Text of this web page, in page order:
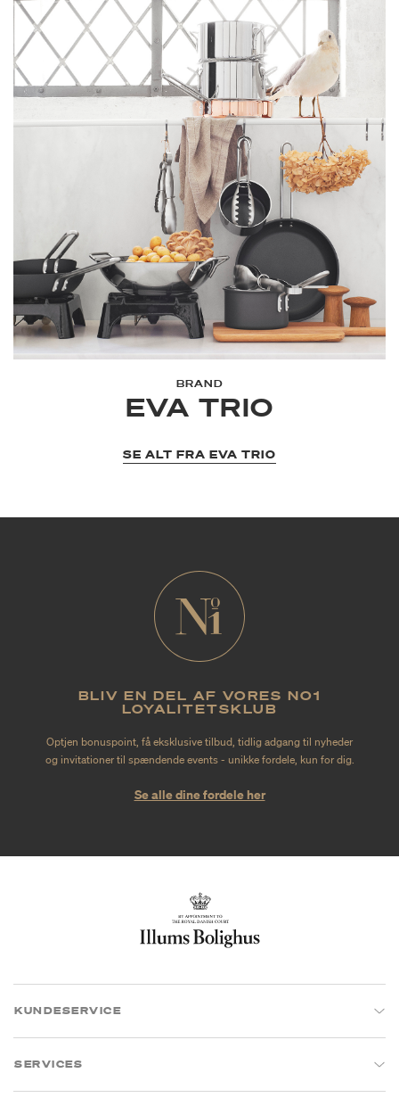
BRAND
EVA TRIO
SE ALT FRA EVA TRIO
BLIV EN DEL AF VORES NO1
LOYALITETSKLUB
Optjen bonuspoint, få eksklusive tilbud, tidlig adgang til nyheder
og invitationer til spændende events - unikke fordele, kun for dig.
Se alle dine fordele her
KUNDESERVICE
SERVICES